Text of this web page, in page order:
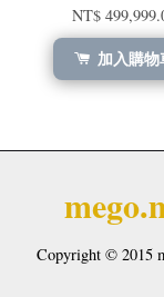
NT$
加入購物
Copyright © 2015